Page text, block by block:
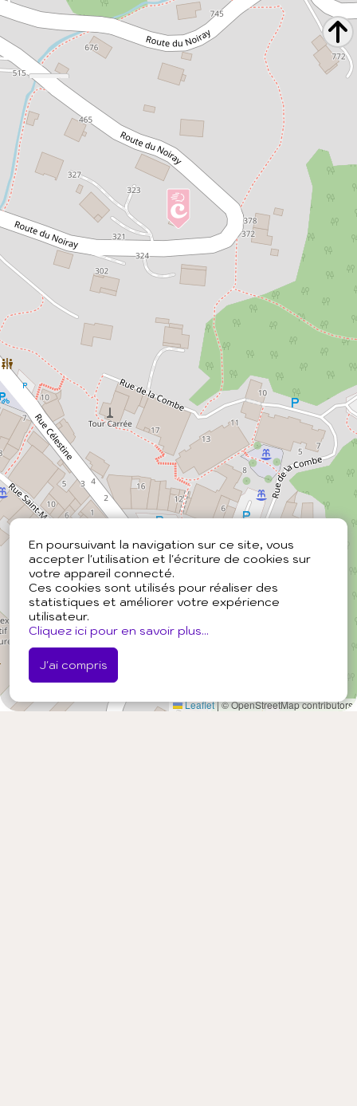
En poursuivant la navigation sur ce site, vous
accepter l'utilisation et l'écriture de cookies sur
votre appareil connecté.
Ces cookies sont utilisés pour réaliser des
statistiques et améliorer votre expérience
utilisateur.
Cliquez ici pour en savoir plus...
J'ai compris
Leaflet|© OpenStreetMap contributors